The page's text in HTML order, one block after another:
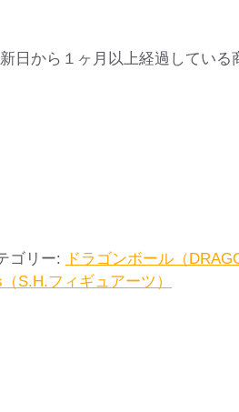
日から１ヶ月以上経過している
ゴリー: ドラゴンボール（
S.H.フィギュアーツ）